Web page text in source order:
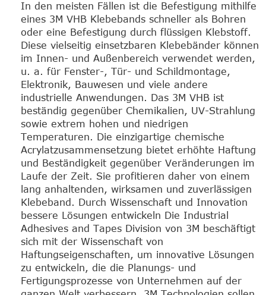
In den meisten Fällen ist die Befestigung mithilfe
eines 3M VHB Klebebands schneller als Bohren
oder eine Befestigung durch flüssigen Klebstoff.
Diese vielseitig einsetzbaren Klebebänder können
im Innen- und Außenbereich verwendet werden,
u. a. für Fenster-, Tür- und Schildmontage,
Elektronik, Bauwesen und viele andere
industrielle Anwendungen. Das 3M VHB ist
beständig gegenüber Chemikalien, UV-Strahlung
sowie extrem hohen und niedrigen
Temperaturen. Die einzigartige chemische
Acrylatzusammensetzung bietet erhöhte Haftung
und Beständigkeit gegenüber Veränderungen im
Laufe der Zeit. Sie profitieren daher von einem
lang anhaltenden, wirksamen und zuverlässigen
Klebeband. Durch Wissenschaft und Innovation
bessere Lösungen entwickeln Die Industrial
Adhesives and Tapes Division von 3M beschäftigt
sich mit der Wissenschaft von
Haftungseigenschaften, um innovative Lösungen
zu entwickeln, die die Planungs- und
Fertigungsprozesse von Unternehmen auf der